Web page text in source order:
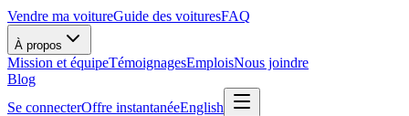
Vendre ma voitureGuide des voituresFAQ
À propos
Mission et équipeTémoignagesEmploisNous joindre
Blog
Se connecterOffre instantanéeEnglish